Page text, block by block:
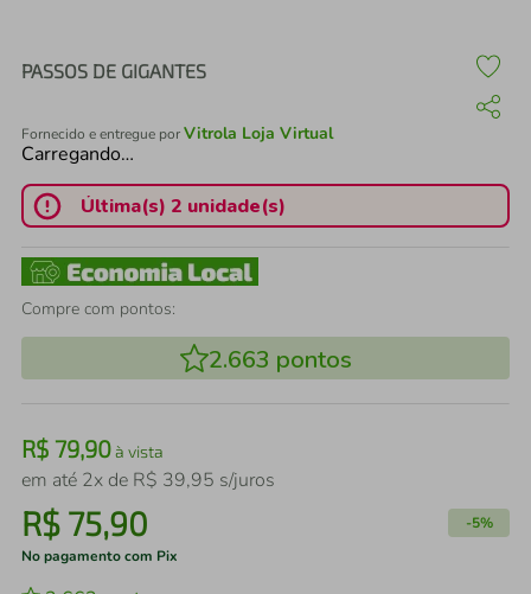
PASSOS DE GIGANTES
Fornecido e entregue porVitrola Loja Virtual
Carregando…
Última(s) 2 unidade(s)
Compre com pontos:
2.663 pontos
R$ 79,90à vista
em até 2x de R$ 39,95 s/juros
R$ 75,90 -5%
No pagamento com Pix